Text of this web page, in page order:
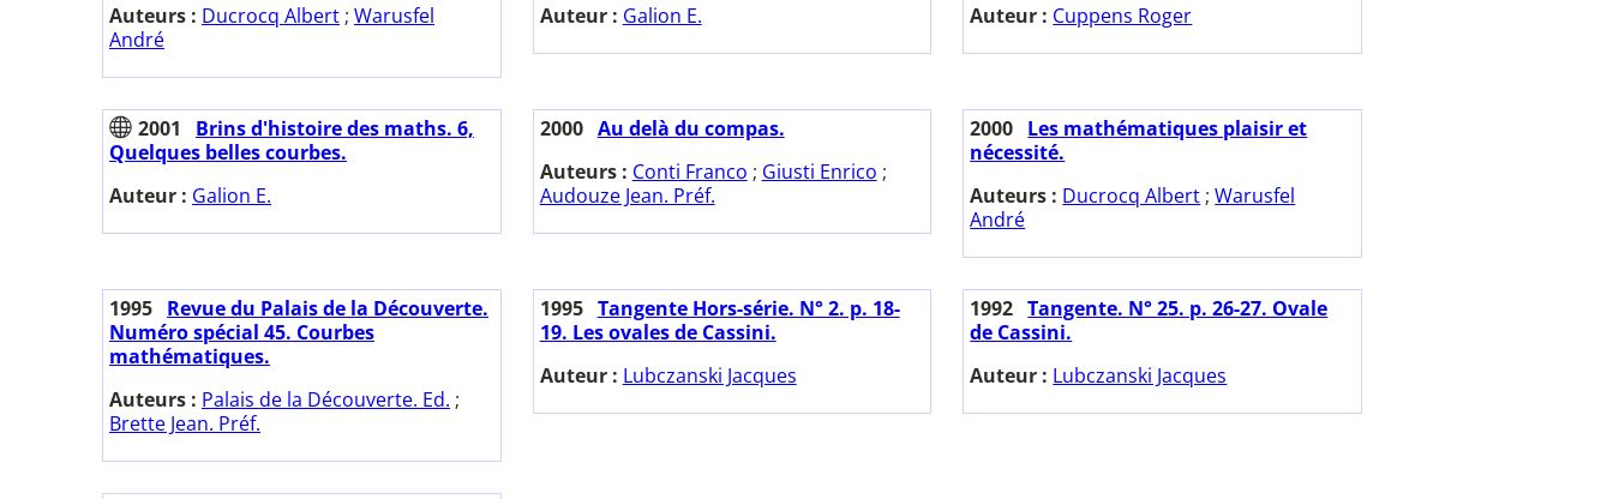
Auteurs : Ducrocq Albert ; Warusfel
André
Auteur : Galion E.
Auteur : Cuppens Roger
2001
Brins d'histoire des maths. 6,
Quelques belles courbes.
Auteur : Galion E.
2000 Au delà du compas.
Auteurs : Conti Franco ; Giusti Enrico ;
Audouze Jean. Préf.
2000 Les mathématiques plaisir et
nécessité.
Auteurs : Ducrocq Albert ;Warusfel
André
1995 Revue du Palais de la Découverte.
Numéro spécial 45. Courbes
mathématiques.
Auteurs : Palais de la Découverte. Ed. ;
Brette Jean. Préf.
1995 Tangente Hors-série. N° 2. p. 18-
19. Les ovales de Cassini.
Auteur : Lubczanski Jacques
1992 Tangente. N° 25. p. 26-27. Ovale
de Cassini.
Auteur : Lubczanski Jacques